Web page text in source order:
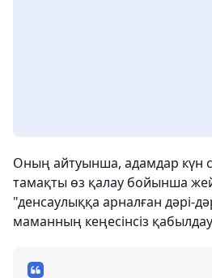
Оның айтуынша, адамдар күн
тамақты өз қалау бойынша
"денсаулыққа арналған дәрі-
маманның кеңесінсіз